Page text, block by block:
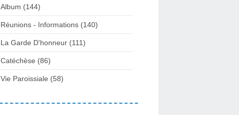
Album (144)
Réunions - Informations (140)
La Garde D'honneur (111)
Catéchèse (86)
Vie Paroissiale (58)